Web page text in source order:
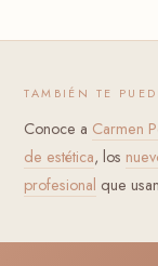
TAMBIÉN TE
Conoce a Carmen
de estética, los
profesional que